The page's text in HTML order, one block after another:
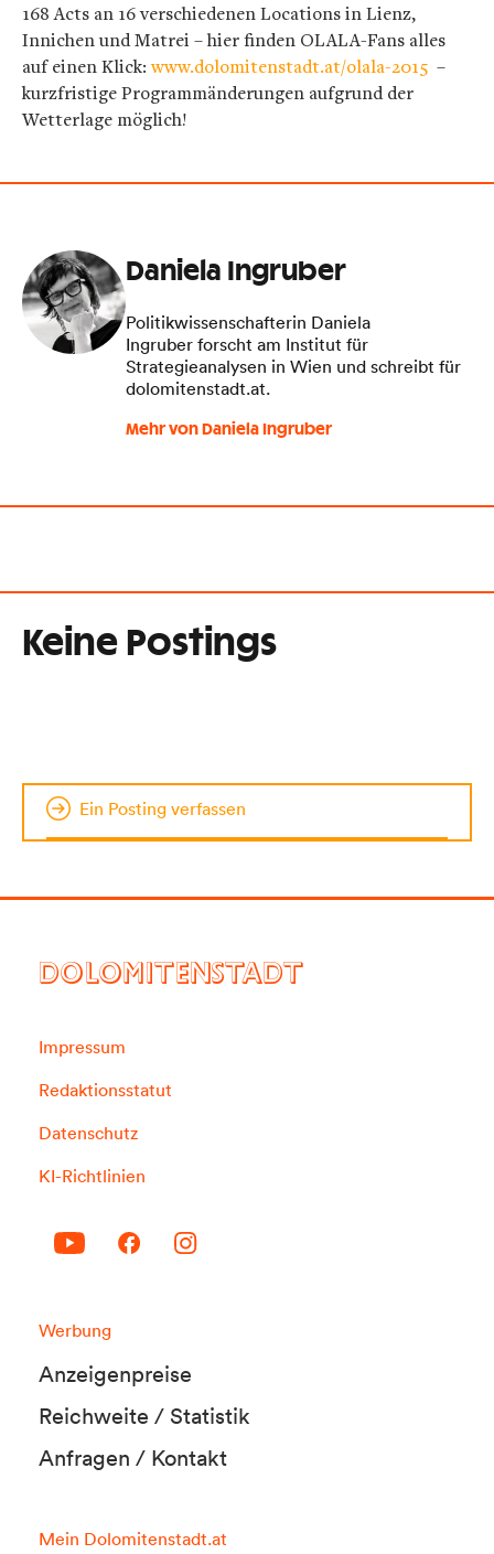
168 Acts an 16 verschiedenen Locations in Lienz,
Innichen und Matrei – hier finden OLALA-Fans alles
auf einen Klick:www.dolomitenstadt.at/olala-2015 –
kurzfristige Programmänderungen aufgrund der
Wetterlage möglich!
Daniela Ingruber
Politikwissenschafterin Daniela
Ingruber forscht am Institut für
Strategieanalysen in Wien und schreibt für
dolomitenstadt.at.
Mehr von Daniela Ingruber
Keine Postings
Ein Posting verfassen
DOLOMITENSTADT
Impressum
Redaktionsstatut
Datenschutz
KI-Richtlinien
Werbung
Anzeigenpreise
Reichweite / Statistik
Anfragen / Kontakt
Mein Dolomitenstadt.at